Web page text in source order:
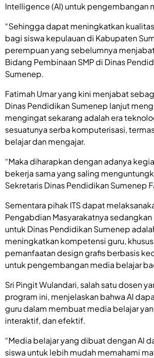
Intelligence (AI) untuk pengembangan
“Sehingga dapat meningkatkan
bagi siswa kepulauan di Kabupaten
perempuan yang sebelumnya
Bidang Pembinaan SMP di Dinas
Sumenep.
Fatimah Umar yang kini menjabat
Dinas Pendidikan Sumenep lanjut
mengingat sekarang adalah era
sesuatunya serba komputerisasi,
belajar dan mengajar.
“Maka diharapkan dengan adanya
bekerja sama yang saling
Sekretaris Dinas Pendidikan Sumenep
Sementara pihak ITS dapat
Pengabdian Masyarakatnya
untuk Dinas Pendidikan Sumenep
meningkatkan kompetensi guru,
pemanfaatan design grafis berbasis
untuk pengembangan media belajar
Sri Pingit Wulandari, salah satu dosen
program ini, menjelaskan bahwa AI
guru dalam membuat media belajar
interaktif, dan efektif.
“Media belajar yang dibuat dengan AI
siswa untuk lebih mudah memahami